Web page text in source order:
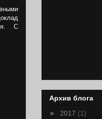
С
Архив блога
► 2017 (1)